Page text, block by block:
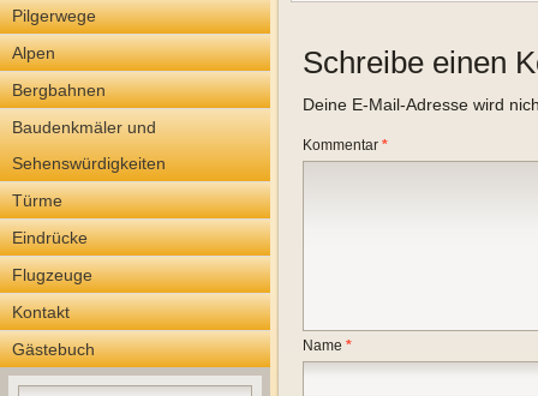
Pilgerwege
Alpen
Bergbahnen
Baudenkmäler und
Sehenswürdigkeiten
Türme
Eindrücke
Flugzeuge
Kontakt
Gästebuch
Schreibe einen
Deine E-Mail-Adresse wird
Kommentar *
Name *